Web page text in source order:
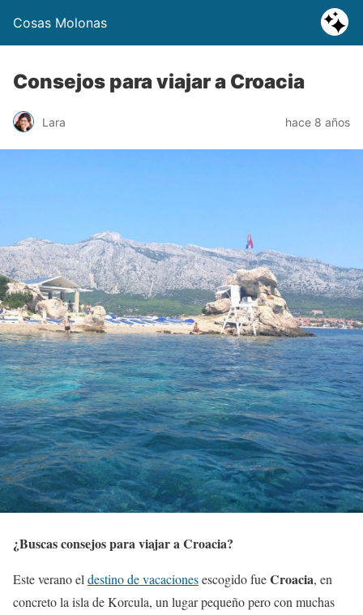
Cosas Molonas
Consejos para viajar a Croacia
Lara hace 8 años
¿Buscas consejos para viajar a Croacia?
Este verano el destino de vacacionesescogido fueCroacia, en
concreto la isla de Korcula, un lugar pequeño pero con muchas